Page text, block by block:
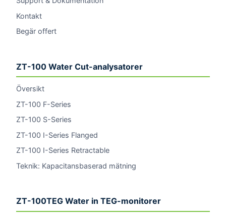
Kontakt
Begär offert
ZT-100 Water Cut-analysatorer
Översikt
ZT-100 F-Series
ZT-100 S-Series
ZT-100 I-Series Flanged
ZT-100 I-Series Retractable
Teknik: Kapacitansbaserad mätning
ZT-100TEG Water in TEG-monitorer